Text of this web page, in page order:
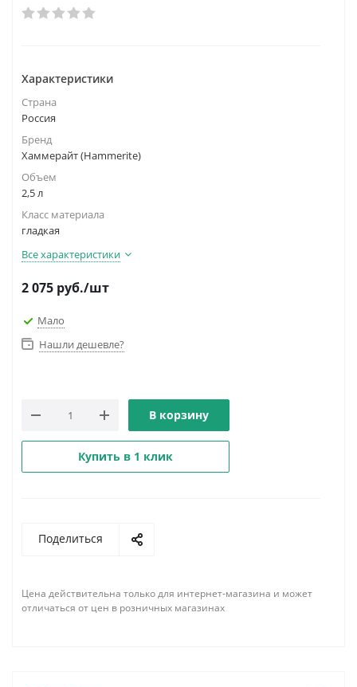
Характеристики
Страна
Россия
Бренд
Хаммерайт (Hammerite)
Объем
2,5 л
Класс материала
гладкая
Все характеристики
2 075 руб./шт
Мало
Нашли дешевле?
В корзину
Купить в 1 клик
Поделиться
Цена действительна только для интернет-магазина и может
отличаться от цен в розничных магазинах